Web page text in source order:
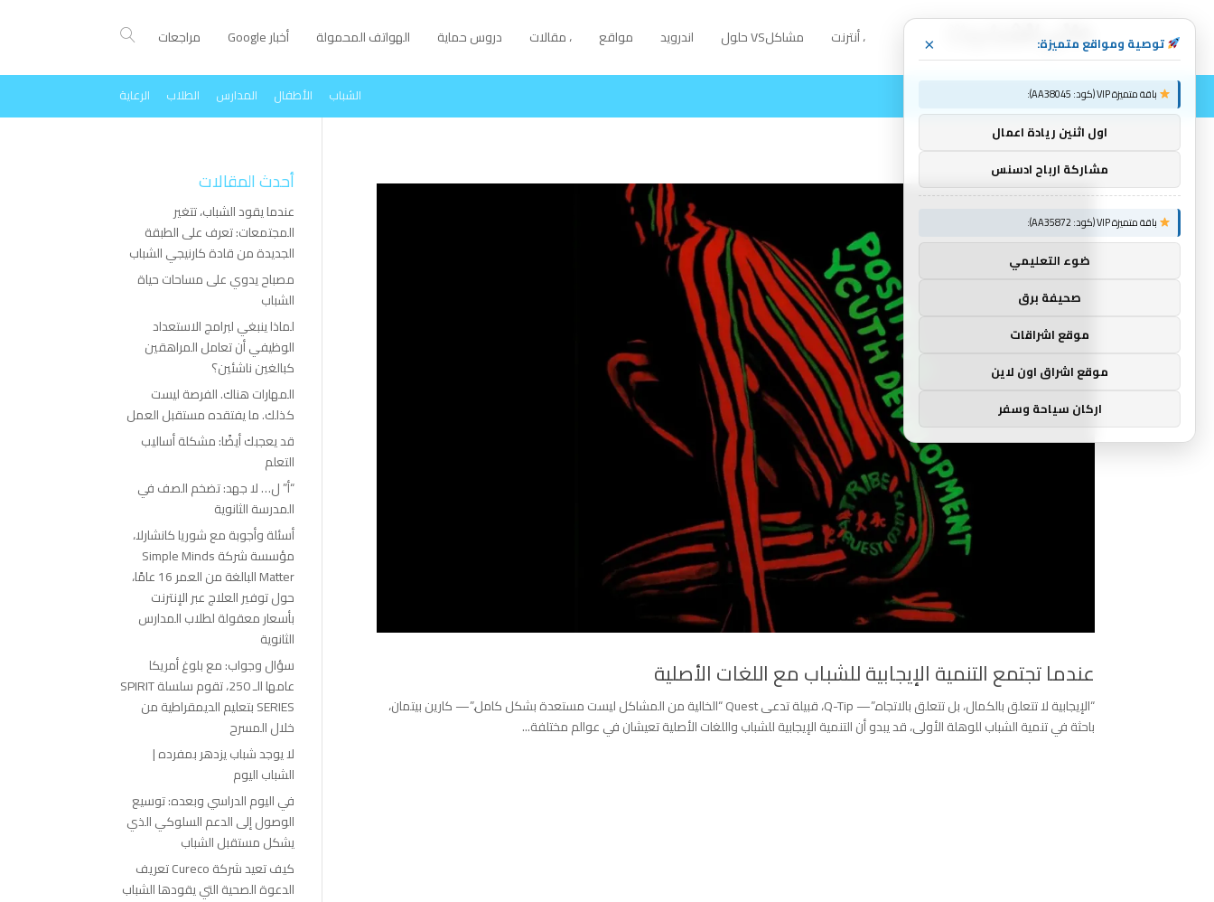
، أنترنت مشاكلVS حلول اندرويد مواقع ، مقالات دروس حماية الهواتف المحمولة أخبار Google مراجعات
الشباب الأطفال المدارس الطلاب الرعاية
عندما تجتمع التنمية الإيجابية للشباب مع اللغات الأصلية
“الإيجابية لا تتعلق بالكمال، بل تتعلق بالاتجاه.”— Q-Tip، قبيلة تدعى Quest “الخالية من المشاكل ليست مستعدة بشكل كامل.”— كارين بيتمان،
باحثة في تنمية الشباب للوهلة الأولى، قد يبدو أن التنمية الإيجابية للشباب واللغات الأصلية تعيشان في عوالم مختلفة...
أحدث المقالات
عندما يقود الشباب، تتغير
المجتمعات: تعرف على الطبقة
الجديدة من قادة كارنيجي الشباب
مصباح يدوي على مساحات حياة
الشباب
لماذا ينبغي لبرامج الاستعداد
الوظيفي أن تعامل المراهقين
كبالغين ناشئين؟
المهارات هناك. الفرصة ليست
كذلك. ما يفتقده مستقبل العمل
قد يعجبك أيضًا: مشكلة أساليب
التعلم
“أ” ل… لا جهد: تضخم الصف في
المدرسة الثانوية
أسئلة وأجوبة مع شوريا كانشارلا،
مؤسسة شركة Simple Minds
Matter البالغة من العمر 16 عامًا،
حول توفير العلاج عبر الإنترنت
بأسعار معقولة لطلاب المدارس
الثانوية
سؤال وجواب: مع بلوغ أمريكا
عامها الـ 250، تقوم سلسلة SPIRIT
SERIES بتعليم الديمقراطية من
خلال المسرح
لا يوجد شباب يزدهر بمفرده |
الشباب اليوم
في اليوم الدراسي وبعده: توسيع
الوصول إلى الدعم السلوكي الذي
يشكل مستقبل الشباب
كيف تعيد شركة Cureco تعريف
الدعوة الصحية التي يقودها الشباب
توصية ومواقع متميزة: ×
باقة متميزة VIP (كود: AA38045):
اول اثنين ريادة اعمال
مشاركة ارباح ادسنس
باقة متميزة VIP (كود: AA35872):
ضوء التعليمي
صحيفة برق
موقع اشراقات
موقع اشراق اون لاين
اركان سياحة وسفر